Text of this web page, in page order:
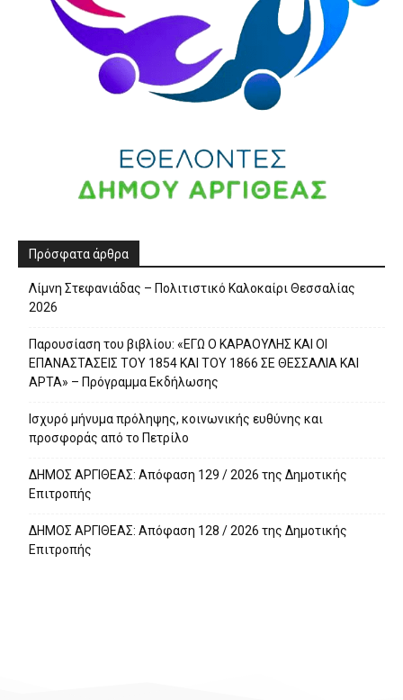
Πρόσφατα άρθρα
Λίμνη Στεφανιάδας – Πολιτιστικό Καλοκαίρι Θεσσαλίας
2026
Παρουσίαση του βιβλίου: «ΕΓΩ Ο ΚΑΡΑΟΥΛΗΣ ΚΑΙ ΟΙ
ΕΠΑΝΑΣΤΑΣΕΙΣ ΤΟΥ 1854 ΚΑΙ ΤΟΥ 1866 ΣΕ ΘΕΣΣΑΛΙΑ ΚΑΙ
ΑΡΤΑ» – Πρόγραμμα Εκδήλωσης
Ισχυρό μήνυμα πρόληψης, κοινωνικής ευθύνης και
προσφοράς από το Πετρίλο
ΔΗΜΟΣ ΑΡΓΙΘΕΑΣ: Απόφαση 129 / 2026 της Δημοτικής
Επιτροπής
ΔΗΜΟΣ ΑΡΓΙΘΕΑΣ: Απόφαση 128 / 2026 της Δημοτικής
Επιτροπής